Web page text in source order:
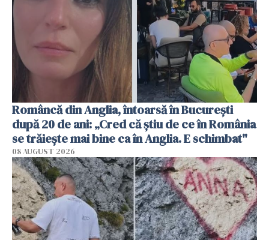
Româncă din Anglia, întoarsă în București
după 20 de ani: „Cred că știu de ce în România
se trăiește mai bine ca în Anglia. E schimbat"
08 AUGUST 2026